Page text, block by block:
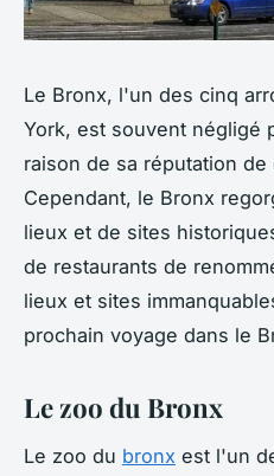
Le Bronx, l'un des cinq
York, est souvent négligé
raison de sa réputation
Cependant, le Bronx
lieux et de sites
de restaurants de
lieux et sites
prochain voyage dans le
Le zoo du Bronx
Le zoo du bronx est l'un